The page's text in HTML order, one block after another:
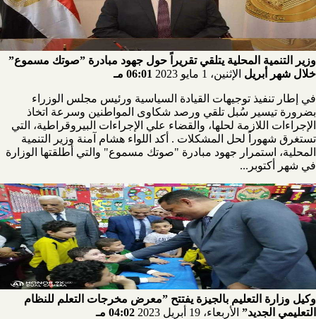
وزير التنمية المحلية يتلقي تقريراً حول جهود مبادرة ”صوتك مسموع”
خلال شهر أبريل الإثنين، 1 مايو 2023 06:01 مـ
في إطار تنفيذ توجيهات القيادة السياسية ورئيس مجلس الوزراء
بضرورة تيسير سُبل تلقي ورصد شكاوى المواطنين وسرعة اتخاذ
الإجراءات اللازمة لحلها، والقضاء علي الإجراءات البيروقراطية، التي
تستغرق شهوراً لحل المشكلات . أكد اللواء هشام آمنة وزير التنمية
المحلية، استمرار جهود مبادرة "صوتك مسموع" والتي أطلقتها الوزارة
في شهر أكتوبر...
وكيل وزارة التعليم بالجيزة يفتتح ”معرض مخرجات التعلم للنظام
التعليمي الجديد” الأربعاء، 19 أبريل 2023 04:02 مـ